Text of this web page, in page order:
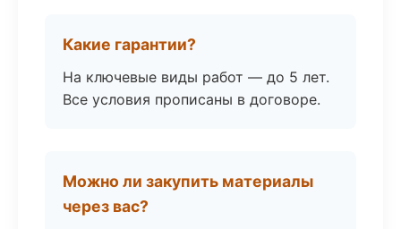
Какие гарантии?
На ключевые виды работ — до 5 лет.
Все условия прописаны в договоре.
Можно ли закупить материалы
через вас?